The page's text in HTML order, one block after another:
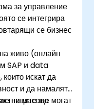
за управление
се интегрира
се бизнес
живо (онлайн
SAP и data
искат да
и да намалят
на масовоще могат